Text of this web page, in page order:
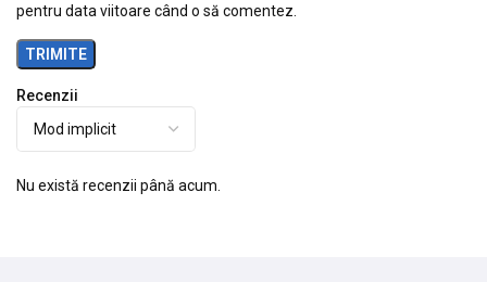
Recenzii
Nu există recenzii până acum.
pentru data viitoare când o să comentez.